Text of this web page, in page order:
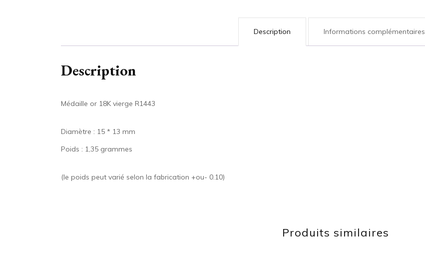
Description Informations complémentaires
Description
Médaille or 18K vierge R1443
Diamètre : 15 * 13 mm
Poids : 1,35 grammes
(le poids peut varié selon la fabrication +ou- 0.10)
Produits similaires